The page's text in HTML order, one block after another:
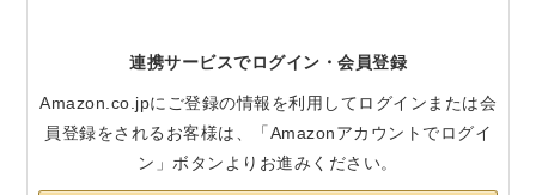
連携サービスでログイン・会員登録
Amazon.co.jpにご登録の情報を利用してログインまたは会
員登録をされるお客様は、「Amazonアカウントでログイ
ン」ボタンよりお進みください。